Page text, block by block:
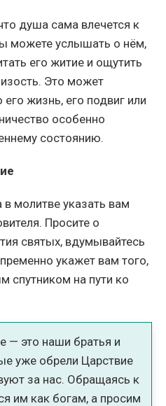
душа сама влечется к
можете услышать о нём,
его житие и ощутить
Это может
жизнь, его подвиг или
особенно
состоянию.
в молитве указать вам
Просите о
святых, вдумывайтесь
укажет вам того,
спутником на пути ко
— это наши братья и
уже обрели Царствие
за нас. Обращаясь к
им как богам, а просим